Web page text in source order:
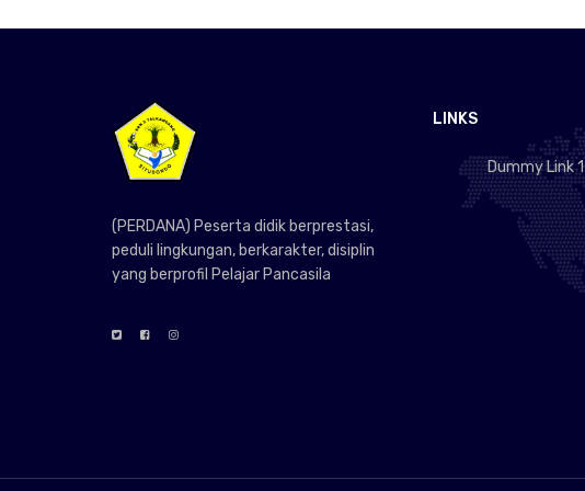
(PERDANA) Peserta didik berprestasi,
peduli lingkungan, berkarakter, disiplin
yang berprofil Pelajar Pancasila
LINKS
Dummy Link 1